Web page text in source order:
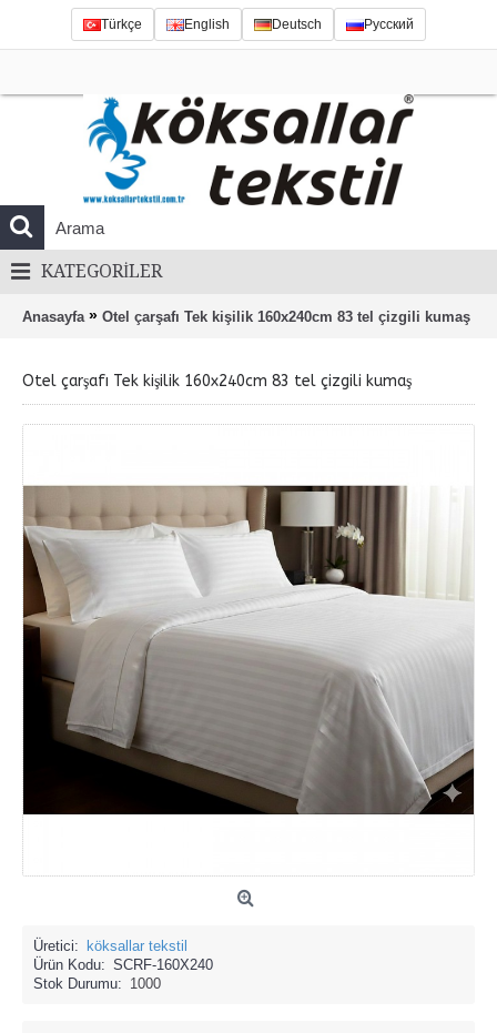
Türkçe English Deutsch Русский
KATEGORILER
Anasayfa » Otel çarşafı Tek kişilik 160x240cm 83 tel çizgili kumaş
Otel çarşafı Tek kişilik 160x240cm 83 tel çizgili kumaş
Üretici:
köksallar tekstil
Ürün Kodu: SCRF-160X240
Stok Durumu: 1000